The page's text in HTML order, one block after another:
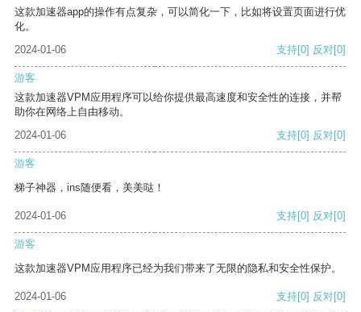
这款加速器app的操作有点复杂，可以简化一下，比如将设置页面进行优
化。
2024-01-06
支持[0] 反对[0]
游客
这款加速器VPM应用程序可以给你提供最高速度和安全性的连接，并帮
助你在网络上自由移动。
2024-01-06
支持[0] 反对[0]
游客
梯子神器，ins随便看，美美哒！
2024-01-06 支持[0] 反对[0]
游客
这款加速器VPM应用程序已经为我们带来了无限的隐私和安全性保护。
2024-01-06 支持[0] 反对[0]